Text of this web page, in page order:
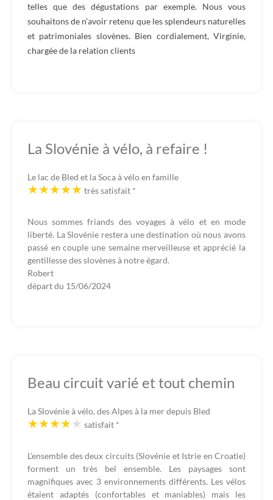
telles que des dégustations par exemple. Nous vous
souhaitons de n'avoir retenu que les splendeurs naturelles
et patrimoniales slovènes. Bien cordialement, Virginie,
chargée de la relation clients
La Slovénie à vélo, à refaire !
Le lac de Bled et la Soca à vélo en famille
très satisfait *
Nous sommes friands des voyages à vélo et en mode
liberté. La Slovénie restera une destination où nous avons
passé en couple une semaine merveilleuse et apprécié la
gentillesse des slovènes à notre égard.
Robert
départ du 15/06/2024
Beau circuit varié et tout chemin
La Slovénie à vélo, des Alpes à la mer depuis Bled
satisfait *
L'ensemble des deux circuits (Slovénie et Istrie en Croatie)
forment un très bel ensemble. Les paysages sont
magnifiques avec 3 environnements différents. Les vélos
étaient adaptés (confortables et maniables) mais les